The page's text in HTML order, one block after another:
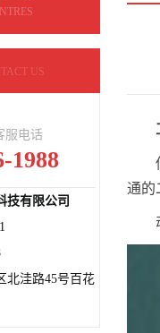
US
服电话
1988
技有限公司
北洼路45号百花
通的